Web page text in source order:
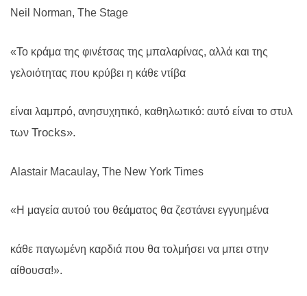
Neil Norman, The Stage
«Το κράμα της φινέτσας της μπαλαρίνας, αλλά και της
γελοιότητας που κρύβει η κάθε ντίβα
είναι λαμπρό, ανησυχητικό, καθηλωτικό: αυτό είναι το στυλ
των Trocks».
Alastair Macaulay, The New York Times
«Η μαγεία αυτού του θεάματος θα ζεστάνει εγγυημένα
κάθε παγωμένη καρδιά που θα τολμήσει να μπει στην
αίθουσα!».